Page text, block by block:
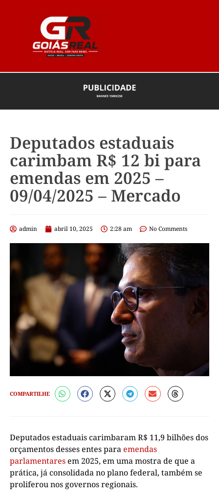
Deputados estaduais
carimbam R$ 12 bi para
emendas em 2025 –
09/04/2025 – Mercado
admin abril 10, 2025 2:28 am No Comments
COMPARTILHE
Deputados estaduais carimbaram R$ 11,9 bilhões dos
orçamentos desses entes paraemendas
parlamentaresem 2025, em uma mostra de que a
prática, já consolidada no plano federal, também se
proliferou nos governos regionais.